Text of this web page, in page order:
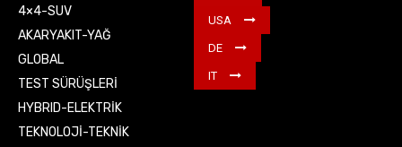
4×4-SUV
AKARYAKIT-YAĞ
GLOBAL
TEST SÜRÜŞLERİ
HYBRID-ELEKTRİK
TEKNOLOJİ-TEKNİK
USA
DE
IT